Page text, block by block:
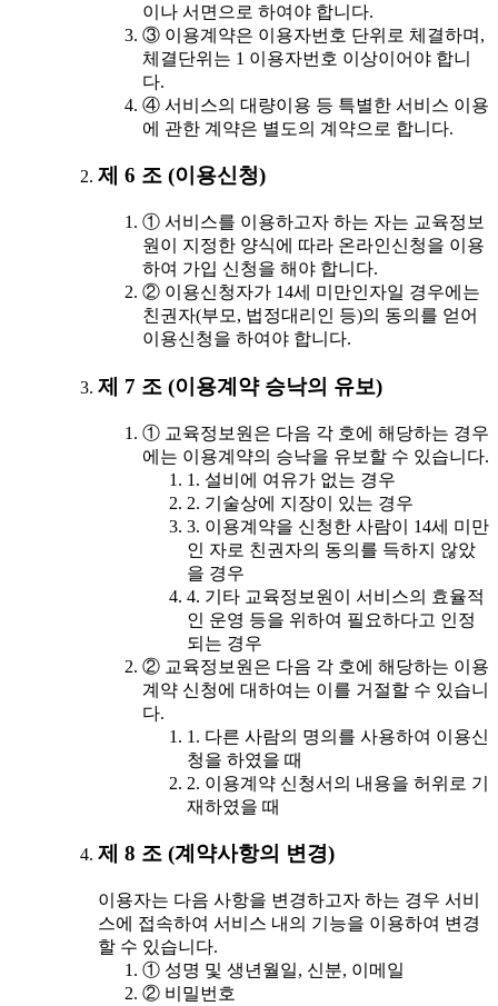
이나 서면으로 하여야 합니다.
③ 이용계약은 이용자번호 단위로 체결하며,
체결단위는 1 이용자번호 이상이어야 합니
다.
④ 서비스의 대량이용 등 특별한 서비스 이용
에 관한 계약은 별도의 계약으로 합니다.
제 6 조 (이용신청)
① 서비스를 이용하고자 하는 자는 교육정보
원이 지정한 양식에 따라 온라인신청을 이용
하여 가입 신청을 해야 합니다.
② 이용신청자가 14세 미만인자일 경우에는
친권자(부모, 법정대리인 등)의 동의를 얻어
이용신청을 하여야 합니다.
제 7 조 (이용계약 승낙의 유보)
① 교육정보원은 다음 각 호에 해당하는 경우
에는 이용계약의 승낙을 유보할 수 있습니다.
1. 설비에 여유가 없는 경우
2. 기술상에 지장이 있는 경우
3. 이용계약을 신청한 사람이 14세 미만
인 자로 친권자의 동의를 득하지 않았
을 경우
4. 기타 교육정보원이 서비스의 효율적
인 운영 등을 위하여 필요하다고 인정
되는 경우
② 교육정보원은 다음 각 호에 해당하는 이용
계약 신청에 대하여는 이를 거절할 수 있습니
다.
1. 다른 사람의 명의를 사용하여 이용신
청을 하였을 때
2. 이용계약 신청서의 내용을 허위로 기
재하였을 때
제 8 조 (계약사항의 변경)
이용자는 다음 사항을 변경하고자 하는 경우 서비
스에 접속하여 서비스 내의 기능을 이용하여 변경
할 수 있습니다.
① 성명 및 생년월일, 신분, 이메일
② 비밀번호